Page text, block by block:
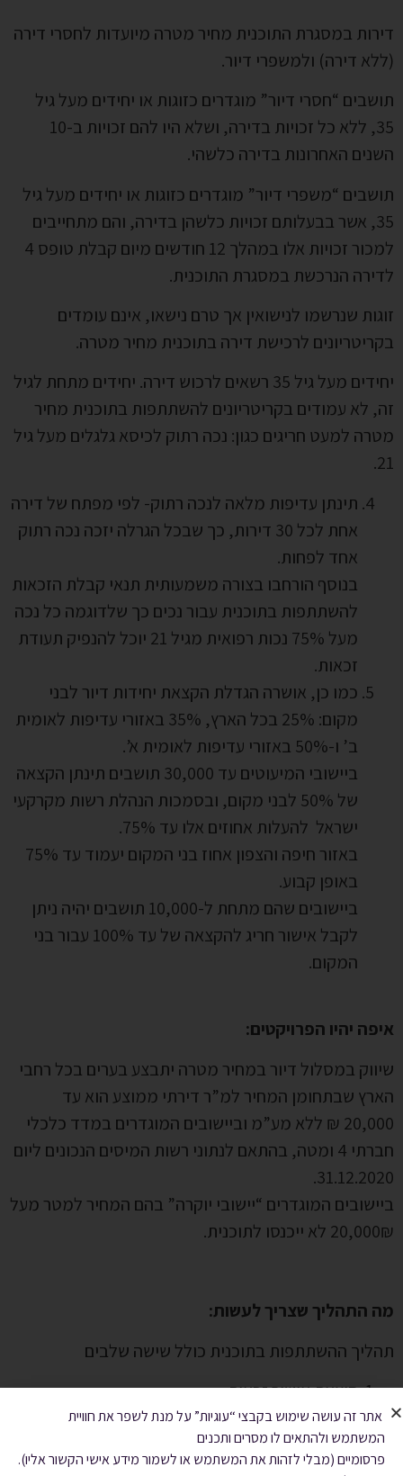
דירות במסגרת התוכנית מחיר מטרה מיועדות לחסרי דירה
(ללא דירה) ולמשפרי דיור.
תושבים “חסרי דיור” מוגדרים כזוגות או יחידים מעל גיל
35, ללא כל זכויות בדירה, ושלא היו להם זכויות ב-10
השנים האחרונות בדירה כלשהי.
תושבים “משפרי דיור” מוגדרים כזוגות או יחידים מעל גיל
35, אשר בבעלותם זכויות כלשהן בדירה, והם מתחייבים
למכור זכויות אלו במהלך 12 חודשים מיום קבלת טופס 4
לדירה הנרכשת במסגרת התוכנית.
זוגות שנרשמו לנישואין אך טרם נישאו, אינם עומדים
בקריטריונים לרכישת דירה בתוכנית מחיר מטרה.
יחידים מעל גיל 35 רשאים לרכוש דירה. יחידים מתחת לגיל
זה, לא עמודים בקריטריונים להשתתפות בתוכנית מחיר
מטרה למעט חריגים כגון: נכה רתוק לכיסא גלגלים מעל גיל
21.
תינתן עדיפות מלאה לנכה רתוק- לפי מפתח של דירה
אחת לכל 30 דירות, כך שבכל הגרלה יזכה נכה רתוק
אחד לפחות.
בנוסף הורחבו בצורה משמעותית תנאי קבלת הזכאות
להשתתפות בתוכנית עבור נכים כך שלדוגמה כל נכה
מעל 75% נכות רפואית מגיל 21 יוכל להנפיק תעודת
זכאות.
כמו כן, אושרה הגדלת הקצאת יחידות דיור לבני
מקום: 25% בכל הארץ, 35% באזורי עדיפות לאומית
ב’ ו-50% באזורי עדיפות לאומית א’.
ביישובי המיעוטים עד 30,000 תושבים תינתן הקצאה
של 50% לבני מקום, ובסמכות הנהלת רשות מקרקעי
ישראל להעלות אחוזים אלו עד 75%.
באזור חיפה והצפון אחוז בני המקום יעמוד עד 75%
באופן קבוע.
ביישובים שהם מתחת ל-10,000 תושבים יהיה ניתן
לקבל אישור חריג להקצאה של עד 100% עבור בני
המקום.
איפה יהיו הפרויקטים:
שיווק במסלול דיור במחיר מטרה יתבצע בערים בכל רחבי
הארץ שבתחומן המחיר למ”ר דירתי ממוצע הוא עד
20,000 ₪ ללא מע”מ וביישובים המוגדרים במדד כלכלי
חברתי 4 ומטה, בהתאם לנתוני רשות המיסים הנכונים ליום
31.12.2020.
ביישובים המוגדרים “יישובי יוקרה” בהם המחיר למטר מעל
20,000₪ לא ייכנסו לתוכנית.
מה התהליך שצריך לעשות:
תהליך ההשתתפות בתוכנית כולל שישה שלבים
הוצאת אישור זכאות
הרשמה לאתר ההגרלות באמצעות הקלדת מספר
זהות ומספר זכאות
אתר זה עושה שימוש בקבצי “עוגיות” על מנת לשפר את חוויית
המשתמש ולהתאים לו מסרים ותכנים
פרסומיים (מבלי לזהות את המשתמש או לשמור מידע אישי הקשור אליו).